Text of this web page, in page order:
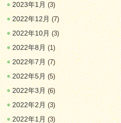
2023年1月(3)
2022年12月(7)
2022年10月(3)
2022年8月(1)
2022年7月(7)
2022年5月(5)
2022年3月(6)
2022年2月(3)
2022年1月(3)